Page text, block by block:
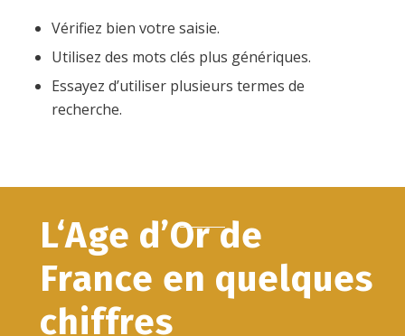
Vérifiez bien votre saisie.
Utilisez des mots clés plus génériques.
Essayez d’utiliser plusieurs termes de
recherche.
L‘Age d’Or de
France en quelques
chiffres